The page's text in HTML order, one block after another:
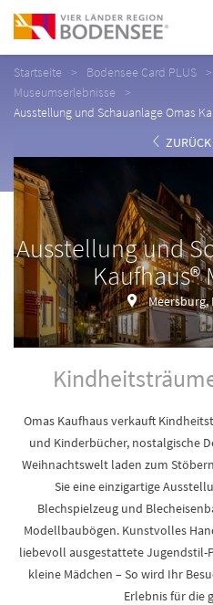
Startseite Bodensee Card PLUS
Museumserlebnisse
Ausstellung und Schauanlage Omas
Ausstellung und
Kaufhaus®
Omas Kaufhaus verkauft
und Kinderbücher, nostalgische
Weihnachtswelt laden zum
Sie eine einzigartige
Blechspielzeug und
Modellbaubögen. Kunstvolles
liebevoll ausgestattete
kleine Mädchen – So wird Ihr
Erlebnis für die